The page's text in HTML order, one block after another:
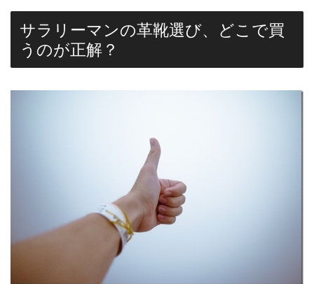
サラリーマンの革靴選び、どこで買
うのが正解？